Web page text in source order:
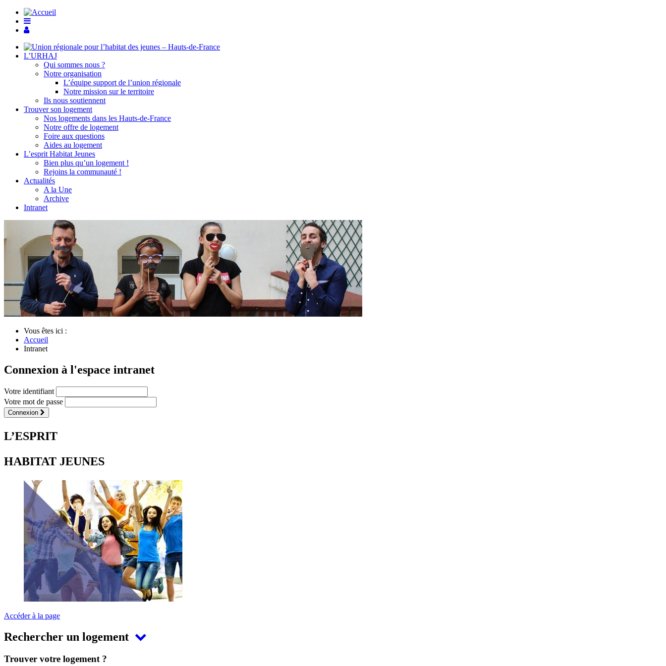
L’URHAJ
Qui sommes nous ?
Notre organisation
L’équipe support de l’union régionale
Notre mission sur le territoire
Ils nous soutiennent
Trouver son logement
Nos logements dans les Hauts-de-France
Notre offre de logement
Foire aux questions
Aides au logement
L’esprit Habitat Jeunes
Bien plus qu’un logement !
Rejoins la communauté !
Actualités
A la Une
Archive
Intranet
Vous êtes ici :
Accueil
Intranet
Connexion à l'espace intranet
Votre identifiant
Votre mot de passe
Connexion
L’ESPRIT
HABITAT JEUNES
Accéder à la page
Rechercher un logement
Trouver votre logement ?